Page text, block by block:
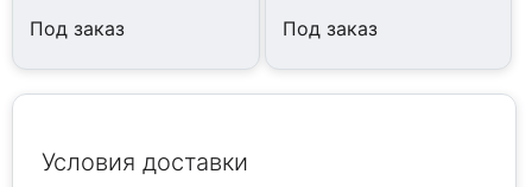
Под заказ Под заказ
Условия доставки